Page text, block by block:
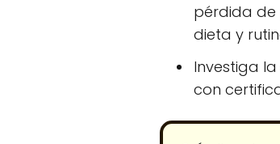
pérdida de
dieta y
Investiga
con